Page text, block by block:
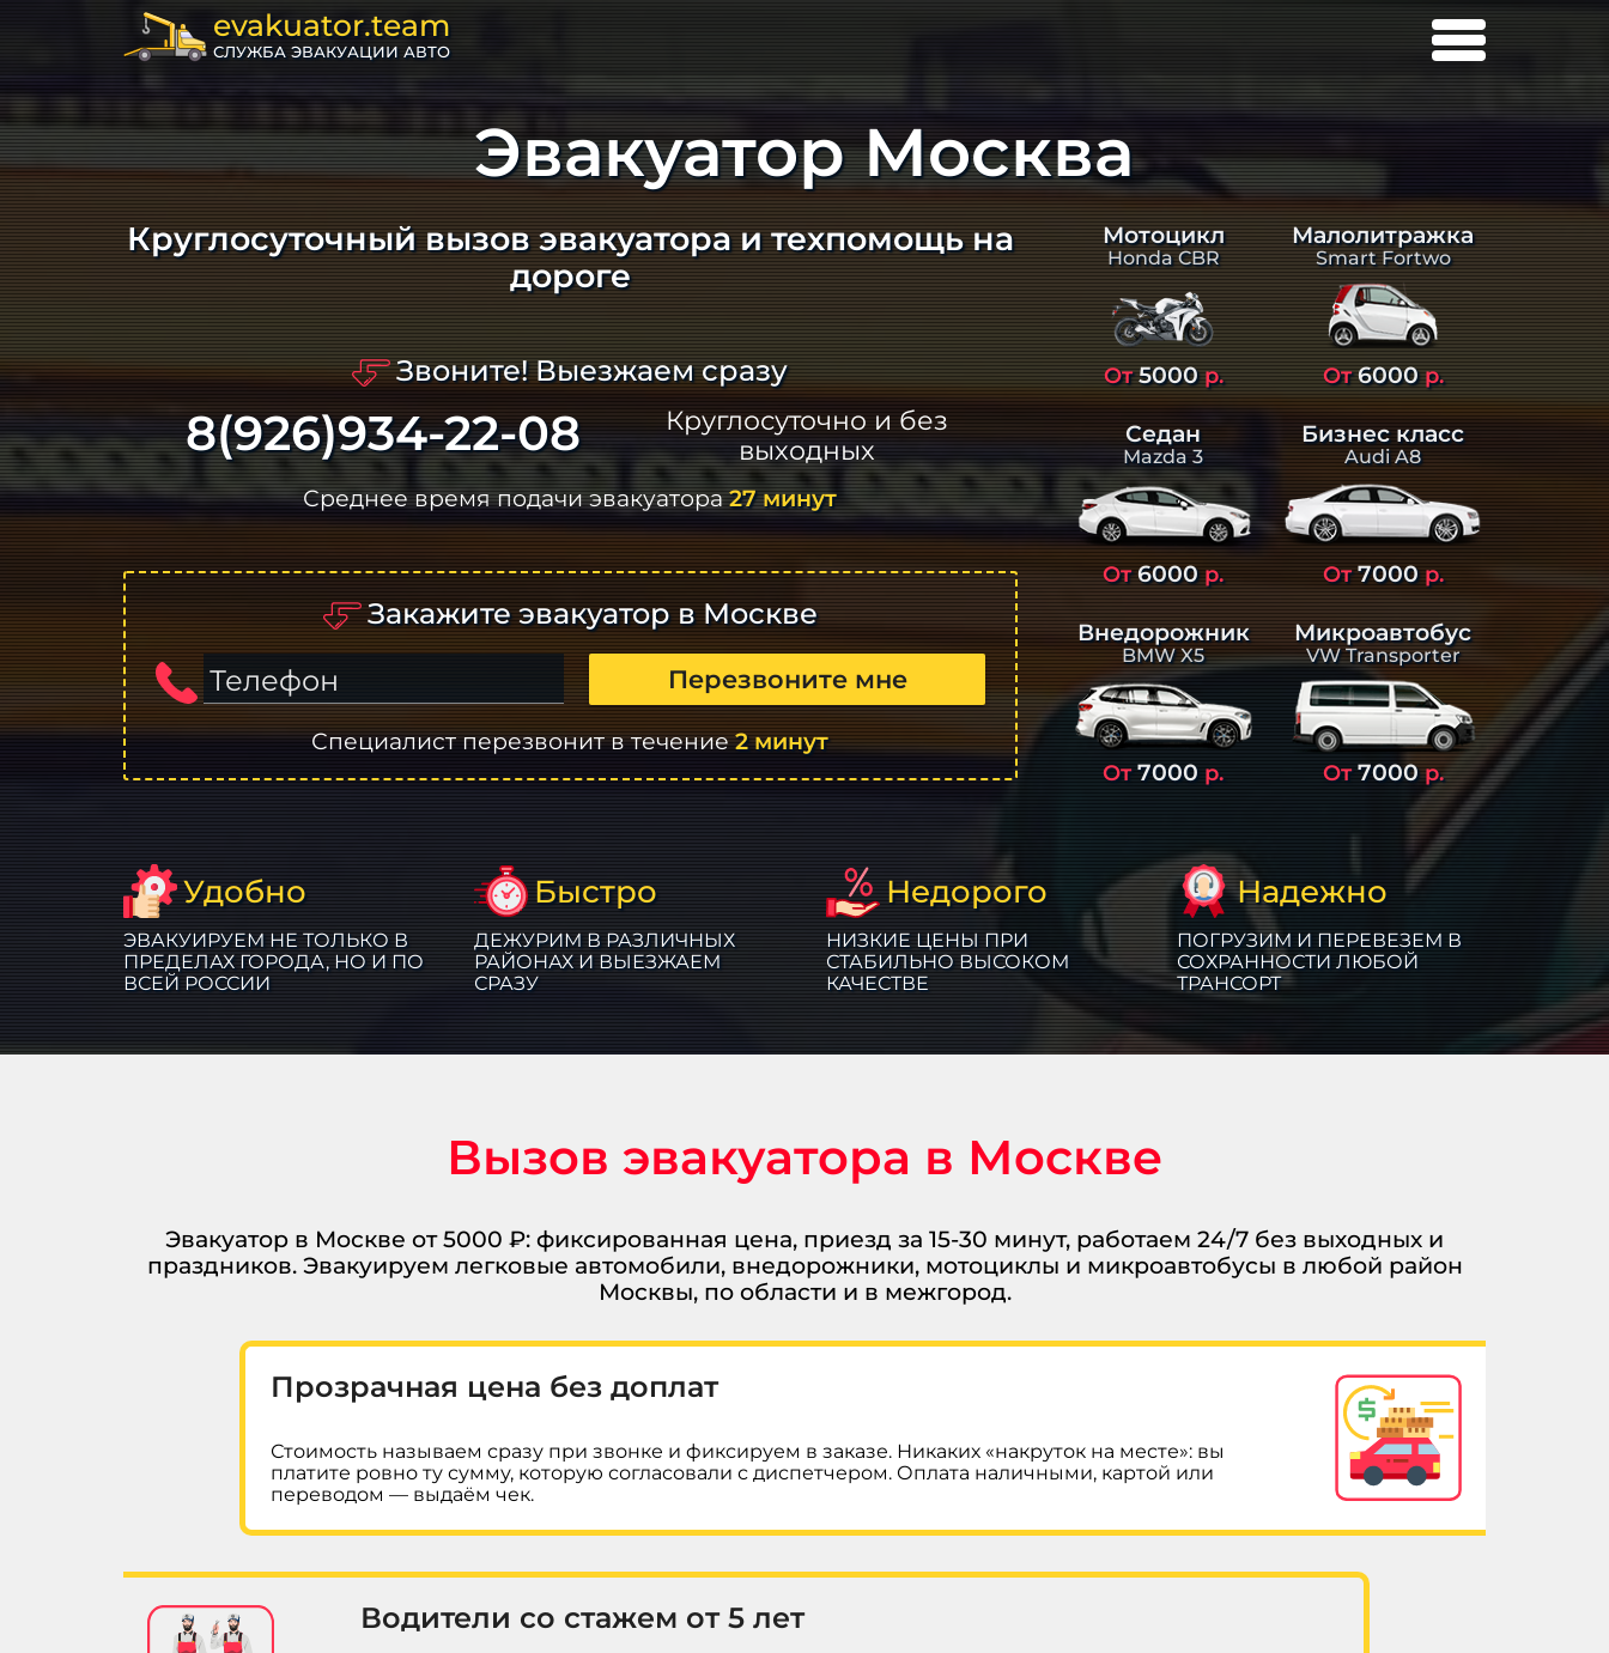
evakuator.team
СЛУЖБА ЭВАКУАЦИИ АВТО
Эвакуатор Москва
Круглосуточный вызов эвакуатора и техпомощь на
дороге
Звоните! Выезжаем сразу
8(926)934-22-08
Круглосуточно и без
выходных
Среднее время подачи эвакуатора27 минут
Закажите эвакуатор в Москве
Телефон
Перезвоните мне
Специалист перезвонит в течение2 минут
Мотоцикл
Honda CBR
От5000р.
Малолитражка
Smart Fortwo
От6000р.
Седан
Mazda 3
От6000р.
Бизнес класс
Audi A8
От7000р.
Внедорожник
BMW X5
От7000 р.
Микроавтобус
VW Transporter
От7000р.
Удобно
ЭВАКУИРУЕМ НЕ ТОЛЬКО В
ПРЕДЕЛАХ ГОРОДА, НО И ПО
ВСЕЙ РОССИИ
Быстро
ДЕЖУРИМ В РАЗЛИЧНЫХ
РАЙОНАХ И ВЫЕЗЖАЕМ
СРАЗУ
Недорого
НИЗКИЕ ЦЕНЫ ПРИ
СТАБИЛЬНО ВЫСОКОМ
КАЧЕСТВЕ
Надежно
ПОГРУЗИМ И ПЕРЕВЕЗЕМ В
СОХРАННОСТИ ЛЮБОЙ
ТРАНСОРТ
Вызов эвакуатора в Москве
Эвакуатор в Москве от 5000 ₽: фиксированная цена, приезд за 15-30 минут, работаем 24/7 без выходных и
праздников. Эвакуируем легковые автомобили, внедорожники, мотоциклы и микроавтобусы в любой район
Москвы, по области и в межгород.
Прозрачная цена без доплат
Стоимость называем сразу при звонке и фиксируем в заказе. Никаких «накруток на месте»: вы
платите ровно ту сумму, которую согласовали с диспетчером. Оплата наличными, картой или
переводом — выдаём чек.
Водители со стажем от 5 лет